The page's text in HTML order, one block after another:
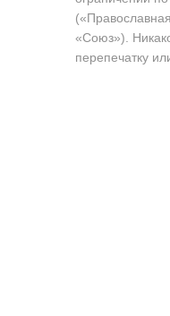
«Союз»).
перепечатку